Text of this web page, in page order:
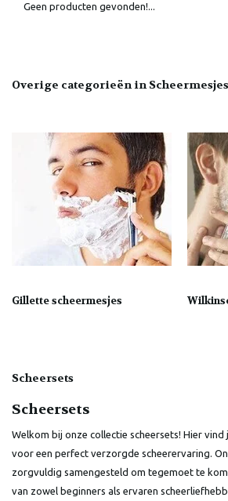
Geen producten gevonden!...
Overige categorieën in
Gillette scheermesjes
Scheersets
Scheersets
Welkom bij onze collectie scheersets! Hier
voor een perfect verzorgde scheerervaring.
zorgvuldig samengesteld om tegemoet te
van zowel beginners als ervaren